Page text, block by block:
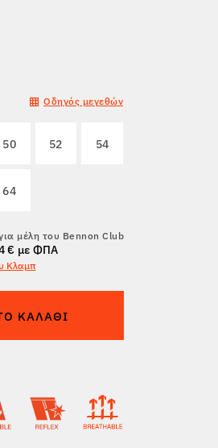
Οδηγός μεγεθών
50 52 54
64
μέλη του Bennon Club
€ με ΦΠΑ
Κλαμπ
ΚΑΛΆΘΙ